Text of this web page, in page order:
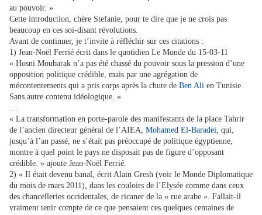
au pouvoir. »
Cette introduction, chère Stefanie, pour te dire que je ne crois pas
beaucoup en ces soi-disant révolutions.
Avant de continuer, je t’invite à réfléchir sur ces citations :
1) Jean-Noël Ferrié écrit dans le quotidien Le Monde du 15-03-11
« Hosni Moubarak n’a pas été chassé du pouvoir sous la pression d’une
opposition politique crédible, mais par une agrégation de
mécontentements qui a pris corps après la chute de Ben Ali en Tunisie.
Sans autre contenu idéologique. »
…
« La transformation en porte-parole des manifestants de la place Tahrir
de l’ancien directeur général de l’AIEA, Mohamed El-Baradei, qui,
jusqu’à l’an passé, ne s’était pas préoccupé de politique égyptienne,
montre à quel point le pays ne disposait pas de figure d’opposant
crédible. » ajoute Jean-Noël Ferrié.
2) « Il était devenu banal, écrit Alain Gresh (voir le Monde Diplomatique
du mois de mars 2011), dans les couloirs de l’Elysée comme dans ceux
des chancelleries occidentales, de ricaner de la « rue arabe ». Fallait-il
vraiment tenir compte de ce que pensaient ces quelques centaines de